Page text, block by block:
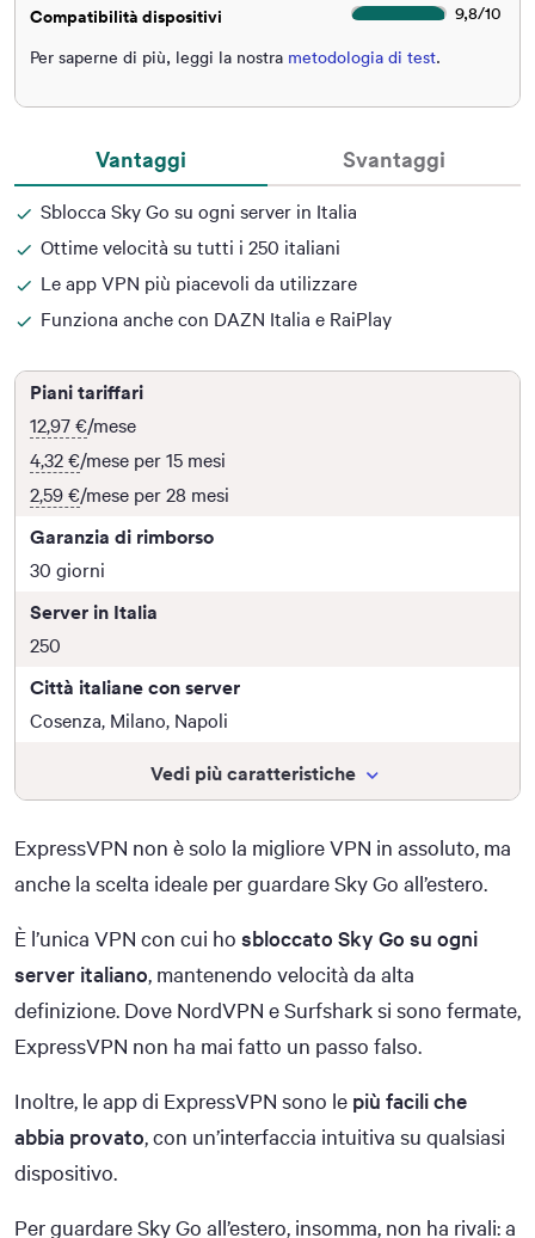
Compatibilità dispositivi
9,8/10
Per saperne di più, leggi la nostra metodologia di test.
Vantaggi
Sblocca Sky Go su ogni server in Italia
Ottime velocità su tutti i 250 italiani
Le app VPN più piacevoli da utilizzare
Funziona anche con DAZN Italia e RaiPlay
Svantaggi
Piani tariffari
12,97 €/mese
4,32 €/mese per 15 mesi
2,59 €/mese per 28 mesi
Garanzia di rimborso
30 giorni
Server in Italia
250
Città italiane con server
Cosenza, Milano, Napoli
Vedi più caratteristiche
ExpressVPN non è solo la migliore VPN in assoluto, ma
anche la scelta ideale per guardare Sky Go all’estero.
È l’unica VPN con cui ho sbloccato Sky Go su ogni
server italiano, mantenendo velocità da alta
definizione. Dove NordVPN e Surfshark si sono fermate,
ExpressVPN non ha mai fatto un passo falso.
Inoltre, le app di ExpressVPN sono le più facili che
abbia provato, con un’interfaccia intuitiva su qualsiasi
dispositivo.
Per guardare Sky Go all’estero, insomma, non ha rivali: a